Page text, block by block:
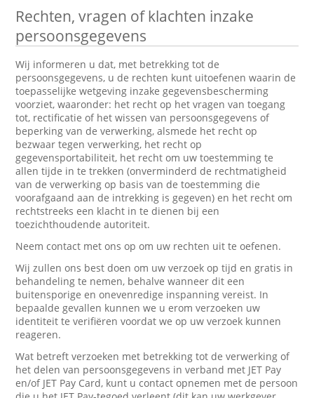
Rechten, vragen of klachten inzake
persoonsgegevens
Wij informeren u dat, met betrekking tot de
persoonsgegevens, u de rechten kunt uitoefenen waarin de
toepasselijke wetgeving inzake gegevensbescherming
voorziet, waaronder: het recht op het vragen van toegang
tot, rectificatie of het wissen van persoonsgegevens of
beperking van de verwerking, alsmede het recht op
bezwaar tegen verwerking, het recht op
gegevensportabiliteit, het recht om uw toestemming te
allen tijde in te trekken (onverminderd de rechtmatigheid
van de verwerking op basis van de toestemming die
voorafgaand aan de intrekking is gegeven) en het recht om
rechtstreeks een klacht in te dienen bij een
toezichthoudende autoriteit.
Neem contact met ons op om uw rechten uit te oefenen.
Wij zullen ons best doen om uw verzoek op tijd en gratis in
behandeling te nemen, behalve wanneer dit een
buitensporige en onevenredige inspanning vereist. In
bepaalde gevallen kunnen we u erom verzoeken uw
identiteit te verifiëren voordat we op uw verzoek kunnen
reageren.
Wat betreft verzoeken met betrekking tot de verwerking of
het delen van persoonsgegevens in verband met JET Pay
en/of JET Pay Card, kunt u contact opnemen met de persoon